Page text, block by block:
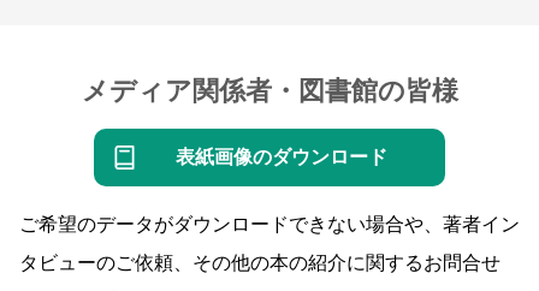
メディア関係者・図書館の皆様
表紙画像のダウンロード
ご希望のデータがダウンロードできない場合や、著者イン
タビューのご依頼、その他の本の紹介に関するお問合せ